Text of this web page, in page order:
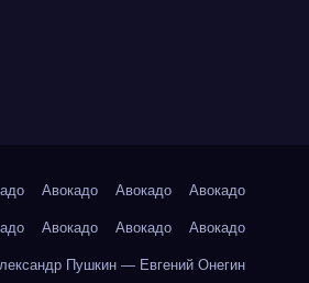
Авокадо Авокадо Авокадо
Авокадо Авокадо Авокадо
Пушкин — Евгений Онегин